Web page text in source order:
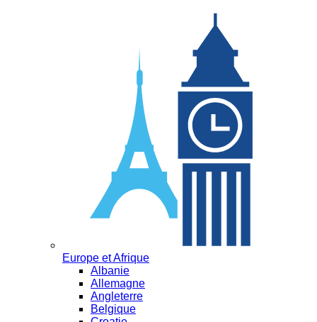
Europe et Afrique
Albanie
Allemagne
Angleterre
Belgique